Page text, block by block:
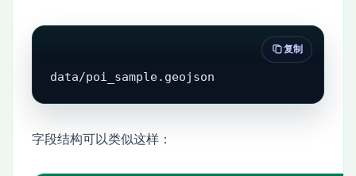
data/poi_sample.geojson
复制
字段结构可以类似这样：